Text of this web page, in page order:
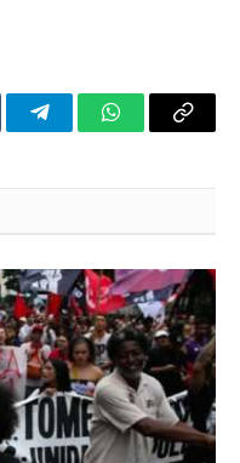
TelegramWhatsApp
Copy